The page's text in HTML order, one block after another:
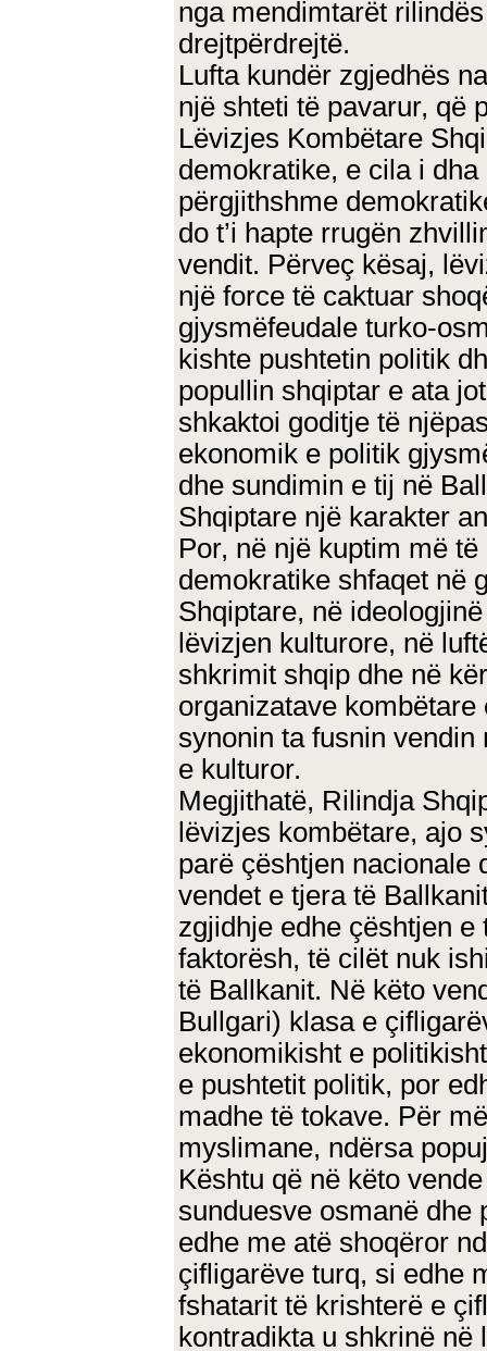
nga mendimtarët
drejtpërdrejtë.
Lufta kundër zgjedhës
një shteti të pavarur, që
Lëvizjes Kombëtare
demokratike, e cila i
përgjithshme
do t’i hapte rrugën
vendit. Përveç kësaj,
një force të caktuar
gjysmëfeudale turko-
kishte pushtetin politik
popullin shqiptar e ata
shkaktoi goditje të
ekonomik e politik
dhe sundimin e tij në
Shqiptare një karakter
Por, në një kuptim më
demokratike shfaqet në
Shqiptare, në
lëvizjen kulturore, në
shkrimit shqip dhe në
organizatave
synonin ta fusnin
e kulturor.
Megjithatë, Rilindja
lëvizjes kombëtare, ajo
parë çështjen nacionale
vendet e tjera të
zgjidhje edhe çështjen
faktorësh, të cilët nuk
të Ballkanit. Në këto
Bullgari) klasa e
ekonomikisht e
e pushtetit politik, por
madhe të tokave. Për
myslimane, ndërsa
Kështu që në këto
sunduesve osmanë dhe
edhe me atë shoqëror
çifligarëve turq, si edhe
fshatarit të krishterë e
kontradikta u shkrinë